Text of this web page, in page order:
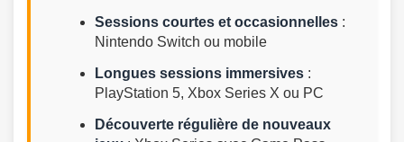
Sessions courtes et occasionnelles :
Nintendo Switch ou mobile
Longues sessions immersives :
PlayStation 5, Xbox Series X ou PC
Découverte régulière de nouveaux